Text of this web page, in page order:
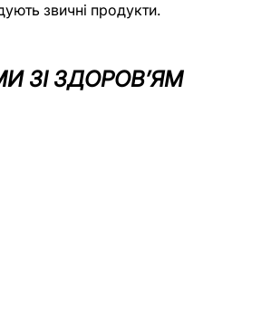
звичні продукти.
ЗІ ЗДОРОВ’ЯМ